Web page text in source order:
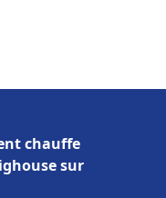
chauffe
sur